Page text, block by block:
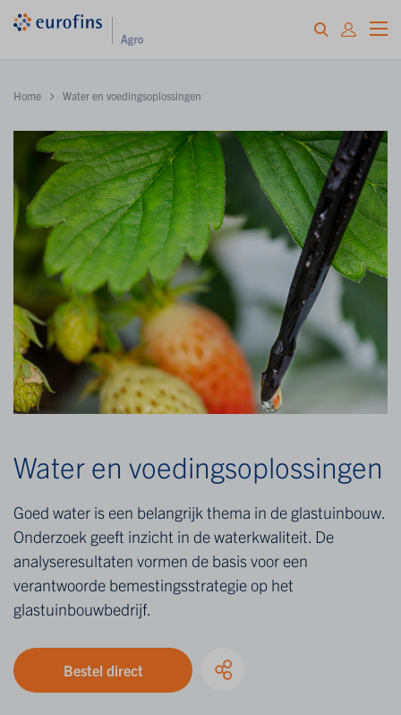
Home Water en voedingsoplossingen
Water en voedingsoplossingen
Goed water is een belangrijk thema in de glastuinbouw.
Onderzoek geeft inzicht in de waterkwaliteit. De
analyseresultaten vormen de basis voor een
verantwoorde bemestingsstrategie op het
glastuinbouwbedrijf.
Bestel direct